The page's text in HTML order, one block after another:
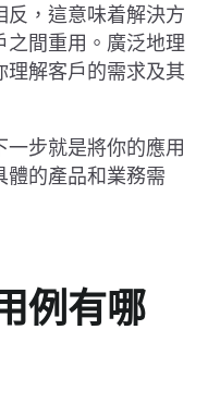
反，這意味着解決方
之間重用。廣泛地理
理解客戶的需求及其
步就是將你的應用
體的產品和業務需
例有哪